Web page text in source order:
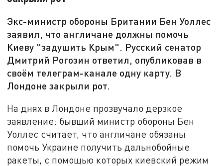
Экс-министр обороны Британии Бен Уоллес
заявил, что англичане должны помочь
Киеву "задушить Крым". Русский сенатор
Дмитрий Рогозин ответил, опубликовав в
своём телеграм-канале одну карту. В
Лондоне закрыли рот.
На днях в Лондоне прозвучало дерзкое
заявление: бывший министр обороны Бен
Уоллес считает, что англичане обязаны
помочь Украине получить дальнобойные
ракеты, с помощью которых киевский режим